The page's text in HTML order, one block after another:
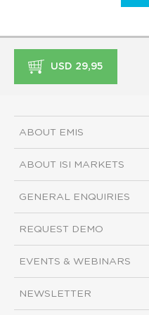
USD 29,95
ABOUT EMIS
ABOUT ISI MARKETS
GENERAL ENQUIRIES
REQUEST DEMO
EVENTS & WEBINARS
NEWSLETTER